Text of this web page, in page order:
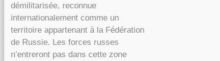
démilitarisée, reconnue
internationalement comme un
territoire appartenant à la Fédération
de Russie. Les forces russes
n’entreront pas dans cette zone